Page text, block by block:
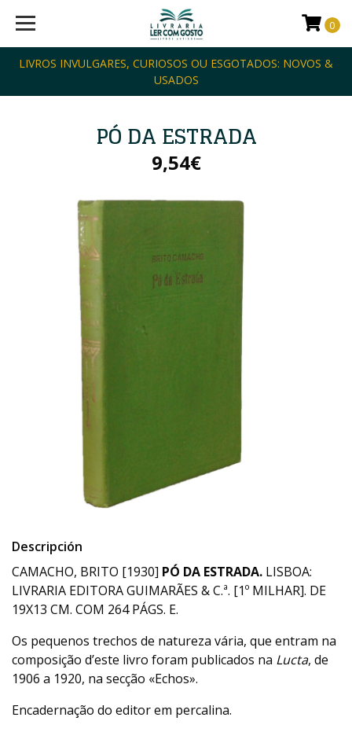
LIVROS INVULGARES, CURIOSOS OU ESGOTADOS: NOVOS &
USADOS
0
PÓ DA ESTRADA
9,54€
Descripción
CAMACHO, BRITO [1930] PÓ DA ESTRADA. LISBOA:
LIVRARIA EDITORA GUIMARÃES & C.ª. [1º MILHAR]. DE
19X13 CM. COM 264 PÁGS. E.
Os pequenos trechos de natureza vária, que entram na
composição d’este livro foram publicados na Lucta, de
1906 a 1920, na secção «Echos».
Encadernação do editor em percalina.